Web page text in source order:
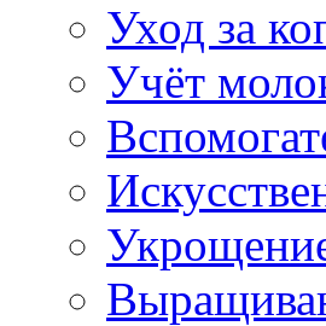
Уход за
Учёт